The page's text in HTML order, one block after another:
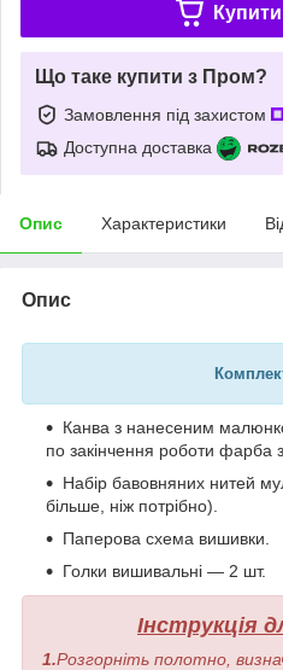
Що таке купити з Пром?
Замовлення під захистом
Доступна доставка
Опис Характеристики
Опис
Канва з нанесеним
по закінчення роботи фарба
Набір бавовняних нитей
більше, ніж потрібно).
Паперова схема вишивки.
Голки вишивальні — 2 шт.
Інструкція
1.Розгорніть полотно,